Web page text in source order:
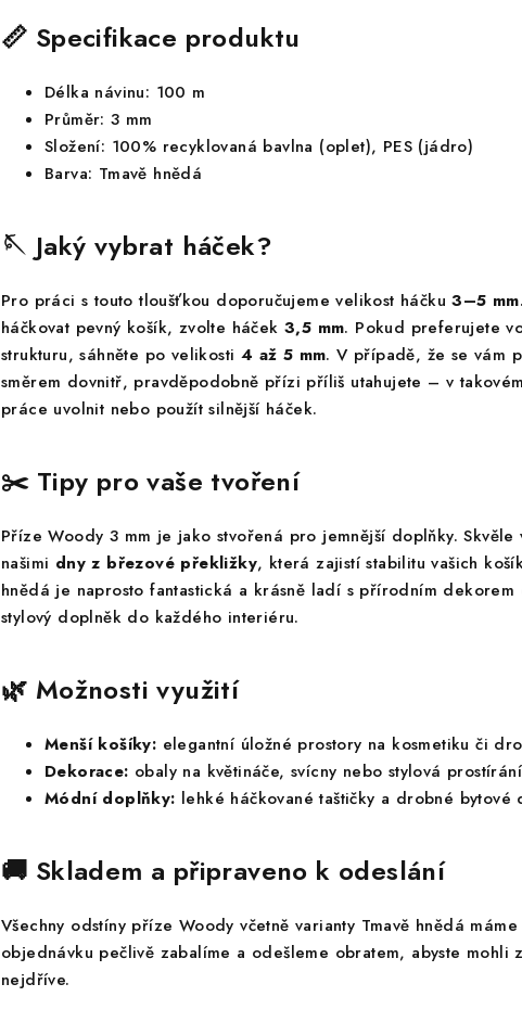
📏 Specifikace produktu
Délka návinu: 100 m
Průměr: 3 mm
Složení: 100% recyklovaná bavlna (oplet), PES (jádro)
Barva: Tmavě hnědá
🪡 Jaký vybrat háček?
Pro práci s touto tloušťkou doporučujeme velikost háčku3–5 mm
háčkovat pevný košík, zvolte háček 3,5 mm. Pokud preferujete
strukturu, sáhněte po velikosti 4 až 5 mm. V případě, že se vám
směrem dovnitř, pravděpodobně přízi příliš utahujete – v
práce uvolnit nebo použít silnější háček.
✂️ Tipy pro vaše tvoření
Příze Woody 3 mm je jako stvořená pro jemnější doplňky. Skvěle
našimi dny z březové překližky, která zajistí stabilitu vašich
hnědá je naprosto fantastická a krásně ladí s přírodním dekorem
stylový doplněk do každého interiéru.
🌿 Možnosti využití
Menší košíky: elegantní úložné prostory na kosmetiku či
Dekorace: obaly na květináče, svícny nebo stylová prostírání
Módní doplňky: lehké háčkované taštičky a drobné bytové
🚚 Skladem a připraveno k odeslání
Všechny odstíny příze Woody včetně varianty Tmavě hnědá
objednávku pečlivě zabalíme a odešleme obratem, abyste mohli
nejdříve.